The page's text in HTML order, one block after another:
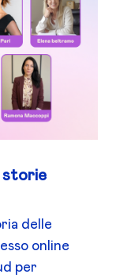
storie
delle
online
per